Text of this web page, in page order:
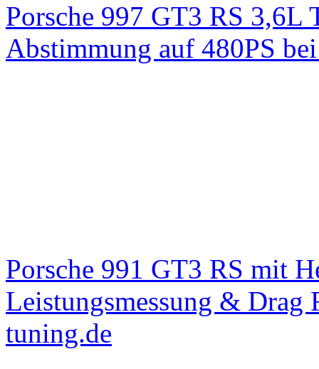
Porsche 997 GT3 RS
Abstimmung auf 480PS
Porsche 991 GT3 RS mit
Leistungsmessung & Drag
tuning.de